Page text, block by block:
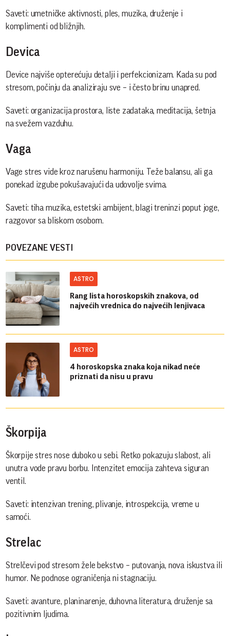
Saveti: umetničke aktivnosti, ples, muzika, druženje i
komplimenti od bližnjih.
Devica
Device najviše opterećuju detalji i perfekcionizam. Kada su pod
stresom, počinju da analiziraju sve – i često brinu unapred.
Saveti: organizacija prostora, liste zadataka, meditacija, šetnja
na svežem vazduhu.
Vaga
Vage stres vide kroz narušenu harmoniju. Teže balansu, ali ga
ponekad izgube pokušavajući da udovolje svima.
Saveti: tiha muzika, estetski ambijent, blagi treninzi poput joge,
razgovor sa bliskom osobom.
POVEZANE VESTI
ASTRO
Rang lista horoskopskih znakova, od
najvećih vrednica do najvećih lenjivaca
ASTRO
4 horoskopska znaka koja nikad neće
priznati da nisu u pravu
Škorpija
Škorpije stres nose duboko u sebi. Retko pokazuju slabost, ali
unutra vode pravu borbu. Intenzitet emocija zahteva siguran
ventil.
Saveti: intenzivan trening, plivanje, introspekcija, vreme u
samoći.
Strelac
Strelčevi pod stresom žele bekstvo – putovanja, nova iskustva ili
humor. Ne podnose ograničenja ni stagnaciju.
Saveti: avanture, planinarenje, duhovna literatura, druženje sa
pozitivnim ljudima.